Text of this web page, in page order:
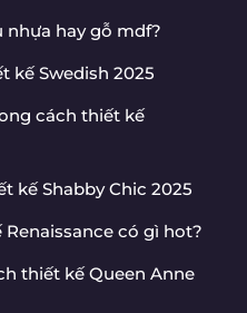
nhựa hay gỗ mdf?
kế Swedish 2025
cách thiết kế
kế Shabby Chic 2025
có gì hot?
thiết kế Queen Anne